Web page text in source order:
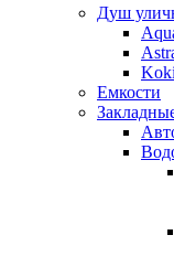
Душ
Емкости